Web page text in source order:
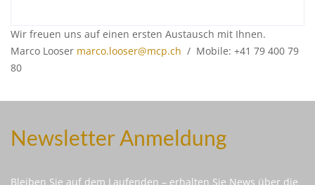
Wir freuen uns auf einen ersten Austausch mit Ihnen.
Marco Looser marco.looser@mcp.ch / Mobile: +41 79 400 79
80
Newsletter Anmeldung
Bleiben Sie auf dem Laufenden – erhalten Sie News über die